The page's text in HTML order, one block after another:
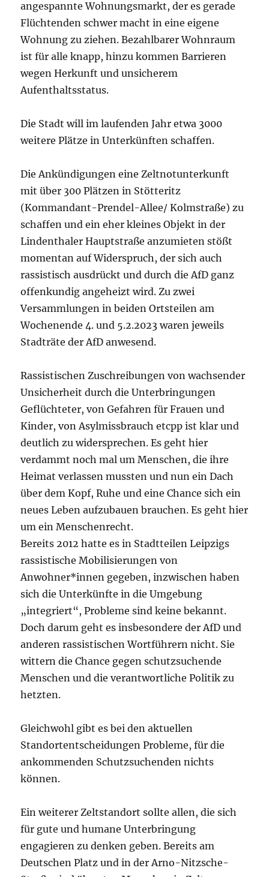
angespannte Wohnungsmarkt, der es gerade
Flüchtenden schwer macht in eine eigene
Wohnung zu ziehen. Bezahlbarer Wohnraum
ist für alle knapp, hinzu kommen Barrieren
wegen Herkunft und unsicherem
Aufenthaltsstatus.
Die Stadt will im laufenden Jahr etwa 3000
weitere Plätze in Unterkünften schaffen.
Die Ankündigungen eine Zeltnotunterkunft
mit über 300 Plätzen in Stötteritz
(Kommandant-Prendel-Allee/ Kolmstraße) zu
schaffen und ein eher kleines Objekt in der
Lindenthaler Hauptstraße anzumieten stößt
momentan auf Widerspruch, der sich auch
rassistisch ausdrückt und durch die AfD ganz
offenkundig angeheizt wird. Zu zwei
Versammlungen in beiden Ortsteilen am
Wochenende 4. und 5.2.2023 waren jeweils
Stadträte der AfD anwesend.
Rassistischen Zuschreibungen von wachsender
Unsicherheit durch die Unterbringungen
Geflüchteter, von Gefahren für Frauen und
Kinder, von Asylmissbrauch etcpp ist klar und
deutlich zu widersprechen. Es geht hier
verdammt noch mal um Menschen, die ihre
Heimat verlassen mussten und nun ein Dach
über dem Kopf, Ruhe und eine Chance sich ein
neues Leben aufzubauen brauchen. Es geht hier
um ein Menschenrecht.
Bereits 2012 hatte es in Stadtteilen Leipzigs
rassistische Mobilisierungen von
Anwohner*innen gegeben, inzwischen haben
sich die Unterkünfte in die Umgebung
„integriert“, Probleme sind keine bekannt.
Doch darum geht es insbesondere der AfD und
anderen rassistischen Wortführern nicht. Sie
wittern die Chance gegen schutzsuchende
Menschen und die verantwortliche Politik zu
hetzten.
Gleichwohl gibt es bei den aktuellen
Standortentscheidungen Probleme, für die
ankommenden Schutzsuchenden nichts
können.
Ein weiterer Zeltstandort sollte allen, die sich
für gute und humane Unterbringung
engagieren zu denken geben. Bereits am
Deutschen Platz und in der Arno-Nitzsche-